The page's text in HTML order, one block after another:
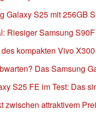
Galaxy S25 mit 256GB
Riesiger Samsung
kompakten Vivo
Das Samsung
S25 FE im Test: Das
zwischen attraktivem